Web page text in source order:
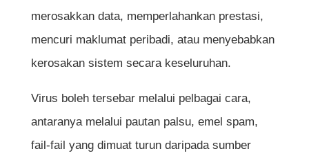
Virus dan Malware
Langkah 8: Kemaskini Sistem Operasi dan
Antivirus Secara Berkala
Pencegahan Virus Komputer untuk Masa
Depan
merosakkan data, memperlahankan prestasi,
mencuri maklumat peribadi, atau menyebabkan
kerosakan sistem secara keseluruhan.
Virus boleh tersebar melalui pelbagai cara,
antaranya melalui pautan palsu, emel spam,
fail-fail yang dimuat turun daripada sumber